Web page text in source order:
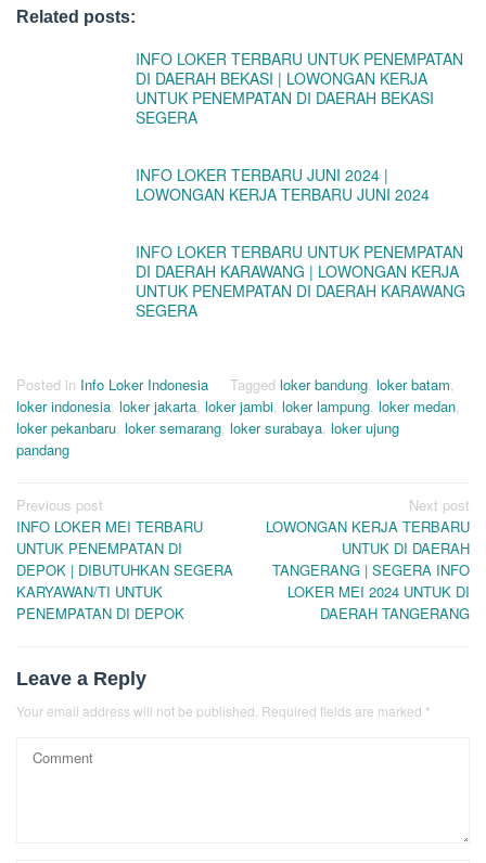
Related posts:
INFO LOKER TERBARU UNTUK PENEMPATAN
DI DAERAH BEKASI | LOWONGAN KERJA
UNTUK PENEMPATAN DI DAERAH BEKASI
SEGERA
INFO LOKER TERBARU JUNI 2024 |
LOWONGAN KERJA TERBARU JUNI 2024
INFO LOKER TERBARU UNTUK PENEMPATAN
DI DAERAH KARAWANG | LOWONGAN KERJA
UNTUK PENEMPATAN DI DAERAH KARAWANG
SEGERA
Posted in Info Loker Indonesia Tagged loker bandung, loker batam,
loker indonesia, loker jakarta, loker jambi, loker lampung, loker medan,
loker pekanbaru, loker semarang, loker surabaya, loker ujung
pandang
Post
navigation
Previous post
INFO LOKER MEI TERBARU
UNTUK PENEMPATAN DI
DEPOK | DIBUTUHKAN SEGERA
KARYAWAN/TI UNTUK
PENEMPATAN DI DEPOK
Next post
LOWONGAN KERJA TERBARU
UNTUK DI DAERAH
TANGERANG | SEGERA INFO
LOKER MEI 2024 UNTUK DI
DAERAH TANGERANG
Leave a Reply
Your email address will not be published. Required fields are marked *